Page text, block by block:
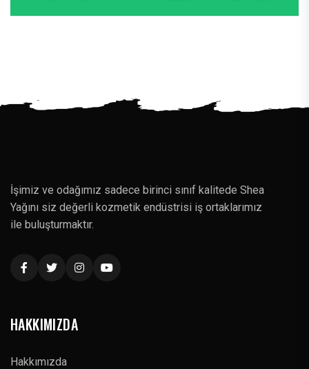
İşimiz ve odağımız sadece birinci sınıf kalitede Shea
Yağını siz değerli kozmetik endüstrisi iş ortaklarımız
ile buluşturmaktır.
HAKKIMIZDA
Hakkımızda